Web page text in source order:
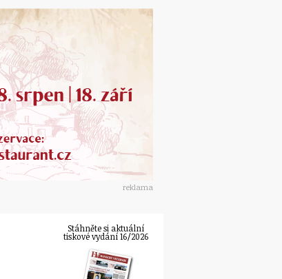
reklama
Stáhněte si aktuální
tiskové vydání 16/2026